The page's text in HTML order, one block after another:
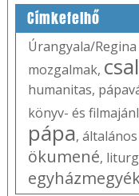
Címkefelhő
Úrangyala/Regina
mozgalmak,
humanitas,
könyv- és
pápa,
ökumené,